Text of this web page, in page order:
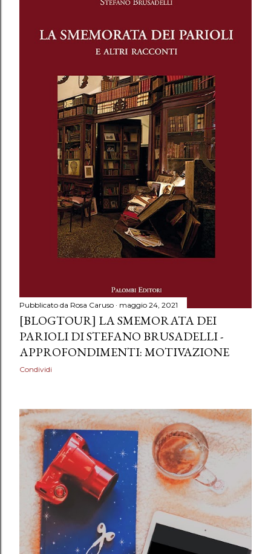
Pubblicato da Rosa Caruso maggio 24, 2021
[BLOGTOUR] LA SMEMORATA DEI
PARIOLI DI STEFANO BRUSADELLI -
APPROFONDIMENTI: MOTIVAZIONE
Condividi